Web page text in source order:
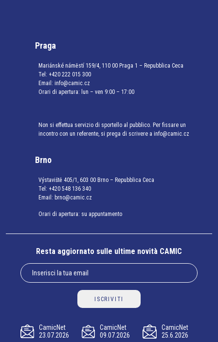
Praga
Mariánské náměstí 159/4, 110 00 Praga 1 – Repubblica Ceca
Tel: +420 222 015 300
Email: info@camic.cz
Orari di apertura: lun – ven 9:00 – 17:00
Non si effettua servizio di sportello al pubblico. Per fissare un
incontro con un referente, si prega di scrivere a info@camic.cz
Brno
Výstaviště 405/1, 603 00 Brno – Repubblica Ceca
Tel: +420 548 136 340
Email: brno@camic.cz
Orari di apertura: su appuntamento
Resta aggiornato sulle ultime novità CAMIC
ISCRIVITI
CamicNet
23.07.2026
CamicNet
09.07.2026
CamicNet
25.6.2026